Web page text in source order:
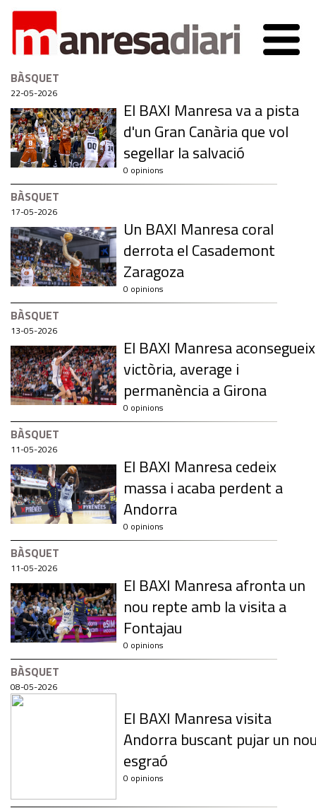
BÀSQUET
22-05-2026
El BAXI Manresa va a pista
d'un Gran Canària que vol
segellar la salvació
0 opinions
BÀSQUET
17-05-2026
Un BAXI Manresa coral
derrota el Casademont
Zaragoza
0 opinions
BÀSQUET
13-05-2026
El BAXI Manresa aconsegueix
victòria, average i
permanència a Girona
0 opinions
BÀSQUET
11-05-2026
El BAXI Manresa cedeix
massa i acaba perdent a
Andorra
0 opinions
BÀSQUET
11-05-2026
El BAXI Manresa afronta un
nou repte amb la visita a
Fontajau
0 opinions
BÀSQUET
08-05-2026
El BAXI Manresa visita
Andorra buscant pujar un
esgraó
0 opinions